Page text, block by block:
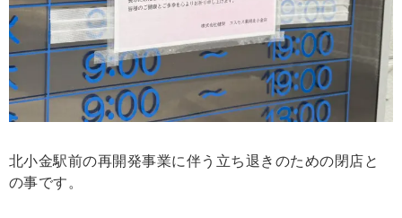
北小金駅前の再開発事業に伴う立ち退きのための閉店と
の事です。